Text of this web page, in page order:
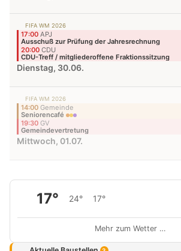
FIFA WM 2026
17:00 APJ
Ausschuß zur Prüfung der Jahresrechnung
20:00 CDU
CDU-Treff / mitgliederoffene Fraktionssitzung
Dienstag, 30.06.
FIFA WM 2026
14:00 Gemeinde
Seniorencafé
19:30 GV
Gemeindevertretung
Mittwoch, 01.07.
17° 24° 17°
Mehr zum Wetter …